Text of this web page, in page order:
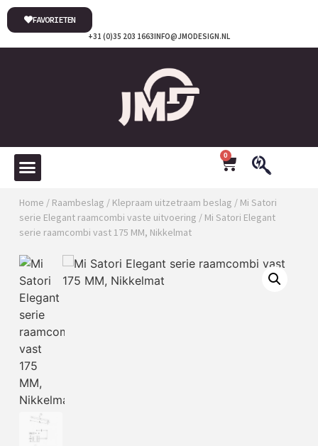
INFO@JMODESIGN.NL
+31 (0)35 203 1663
FAVORIETEN
0
Home / Raambeslag / Klepraam uitzetraam beslag / Mi Satori
serie Elegant raamcombi vaste uitvoering / Mi Satori Elegant
serie raamcombi vast 175 MM, Nikkelmat